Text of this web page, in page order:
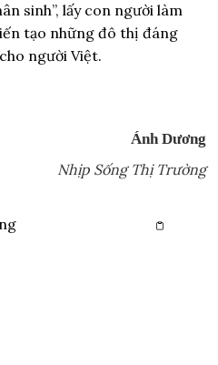
sinh”, lấy con người làm
tạo những đô thị đáng
người Việt.
Ánh Dương
Nhịp Sống Thị Trường